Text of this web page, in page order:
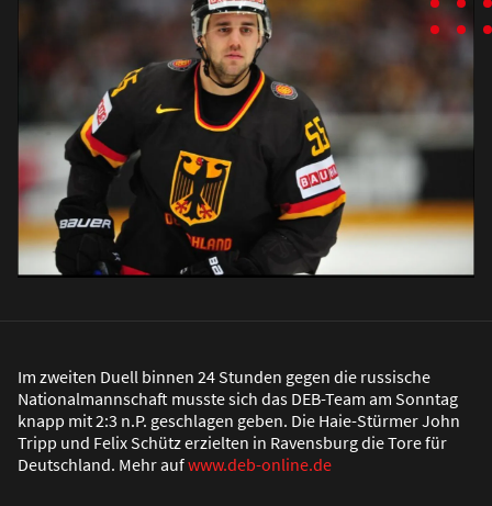
Im zweiten Duell binnen 24 Stunden gegen die russische
Nationalmannschaft musste sich das DEB-Team am Sonntag
knapp mit 2:3 n.P. geschlagen geben. Die Haie-Stürmer John
Tripp und Felix Schütz erzielten in Ravensburg die Tore für
Deutschland. Mehr aufwww.deb-online.de